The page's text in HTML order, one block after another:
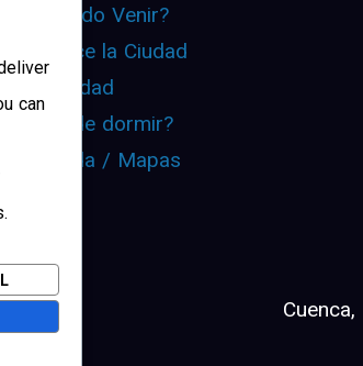
¿Cuando Venir?
Conoce la Ciudad
Movilidad
¿Dónde dormir?
Agenda / Mapas
can